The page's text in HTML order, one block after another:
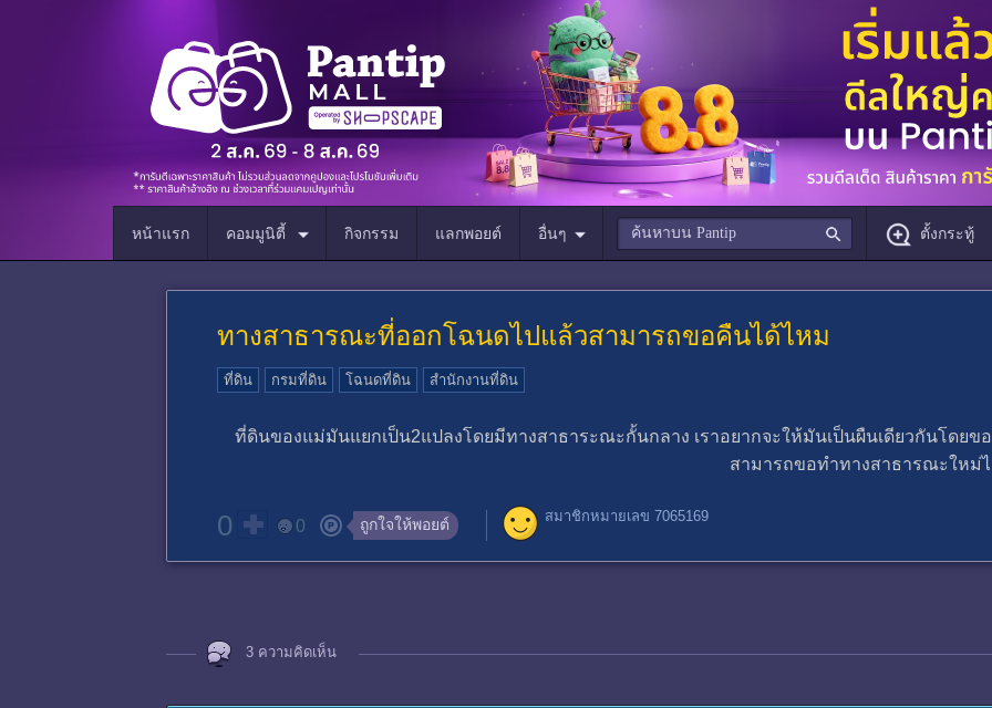
หน้าแรก คอมมูนิตี้ กิจกรรม แลกพอยต์ อื่นๆ ตั้งกระทู้
ทางสาธารณะที่ออกโฉนดไปแล้วสามารถขอคืนได้ไหม
ที่ดิน กรมที่ดิน โฉนดที่ดิน สำนักงานที่ดิน
ที่ดินของแม่มันแยกเป็น2แปลงโดยมีทางสาธาระณะกั้นกลาง เราอยากจะให้มันเป็นผืนเดียวกันโดยข
สามารถขอทำทางสาธารณะใหม่ไ
0 0 ถูกใจให้พอยต์ สมาชิกหมายเลข 7065169
3 ความคิดเห็น